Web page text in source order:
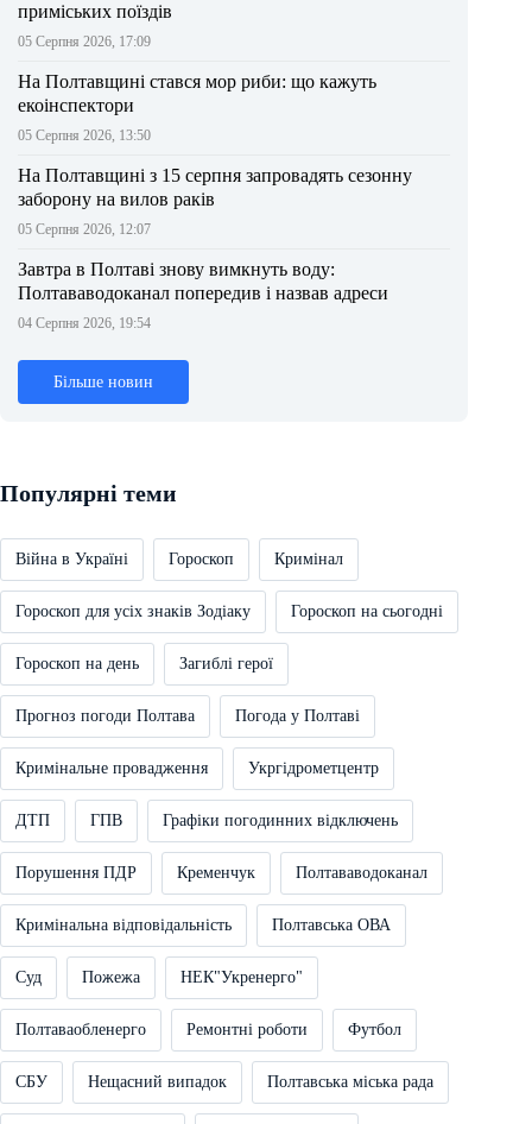
приміських поїздів
05 Серпня 2026, 17:09
На Полтавщині стався мор риби: що кажуть
екоінспектори
05 Серпня 2026, 13:50
На Полтавщині з 15 серпня запровадять сезонну
заборону на вилов раків
05 Серпня 2026, 12:07
Завтра в Полтаві знову вимкнуть воду:
Полтававодоканал попередив і назвав адреси
04 Серпня 2026, 19:54
Більше новин
Популярні теми
Війна в Україні Гороскоп Кримінал
Гороскоп для усіх знаків Зодіаку Гороскоп на сьогодні
Гороскоп на день Загиблі герої
Прогноз погоди Полтава Погода у Полтаві
Кримінальне провадження Укргідрометцентр
ДТП ГПВ Графіки погодинних відключень
Порушення ПДР Кременчук Полтававодоканал
Кримінальна відповідальність Полтавська ОВА
Суд Пожежа НЕК"Укренерго"
Полтаваобленерго Ремонтні роботи Футбол
СБУ Нещасний випадок Полтавська міська рада